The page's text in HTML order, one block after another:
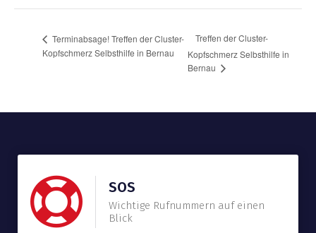
Terminabsage! Treffen der Cluster-
Kopfschmerz Selbsthilfe in Bernau
Treffen der Cluster-
Kopfschmerz Selbsthilfe in
Bernau
SOS
Wichtige Rufnummern auf einen
Blick